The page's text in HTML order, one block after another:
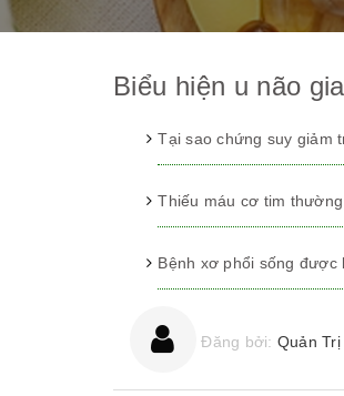
Biểu hiện u não
Tại sao chứng suy giảm
Thiếu máu cơ tim
Bệnh xơ phổi sống được
Đăng bởi: Quản Trị